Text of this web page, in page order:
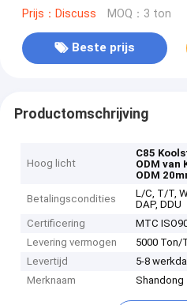
Prijs：Discuss MOQ：3 ton
Beste prijs
Productomschrijving
Hoog licht
C85
ODM
ODM
Betalingscondities
L/C, T/T,
DAP, DDU
Certificering
MTC
Levering vermogen
5000 Ton/
Levertijd
5-8
Merknaam
Shandong